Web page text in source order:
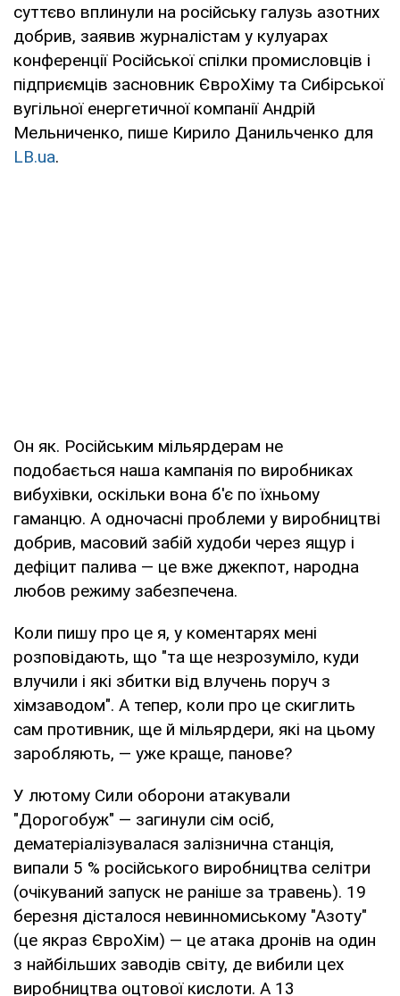
суттєво вплинули на російську галузь азотних
добрив, заявив журналістам у кулуарах
конференції Російської спілки промисловців і
підприємців засновник ЄвроХіму та Сибірської
вугільної енергетичної компанії Андрій
Мельниченко, пише Кирило Данильченко для
LB.ua.
Он як. Російським мільярдерам не
подобається наша кампанія по виробниках
вибухівки, оскільки вона б'є по їхньому
гаманцю. А одночасні проблеми у виробництві
добрив, масовий забій худоби через ящур і
дефіцит палива — це вже джекпот, народна
любов режиму забезпечена.
Коли пишу про це я, у коментарях мені
розповідають, що "та ще незрозуміло, куди
влучили і які збитки від влучень поруч з
хімзаводом". А тепер, коли про це скиглить
сам противник, ще й мільярдери, які на цьому
заробляють, — уже краще, панове?
У лютому Сили оборони атакували
"Дорогобуж" — загинули сім осіб,
дематеріалізувалася залізнична станція,
випали 5 % російського виробництва селітри
(очікуваний запуск не раніше за травень). 19
березня дісталося невинномиському "Азоту"
(це якраз ЄвроХім) — це атака дронів на один
з найбільших заводів світу, де вибили цех
виробництва оцтової кислоти. А 13